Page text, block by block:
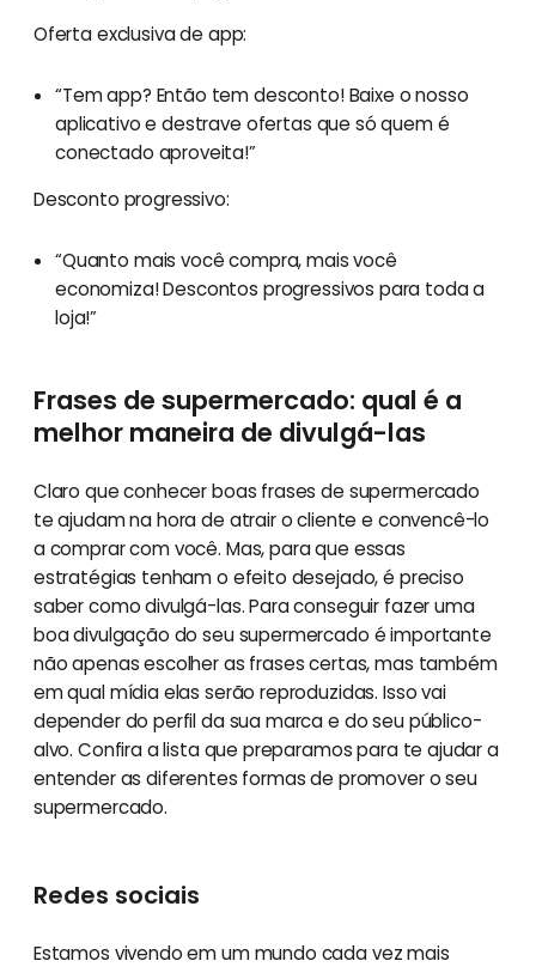
Oferta exclusiva de app:
“Tem app? Então tem desconto! Baixe o nosso
aplicativo e destrave ofertas que só quem é
conectado aproveita!”
Desconto progressivo:
“Quanto mais você compra, mais você
economiza! Descontos progressivos para toda a
loja!”
Frases de supermercado: qual é a
melhor maneira de divulgá-las
Claro que conhecer boas frases de supermercado
te ajudam na hora de atrair o cliente e convencê-lo
a comprar com você. Mas, para que essas
estratégias tenham o efeito desejado, é preciso
saber como divulgá-las. Para conseguir fazer uma
boa divulgação do seu supermercado é importante
não apenas escolher as frases certas, mas também
em qual mídia elas serão reproduzidas. Isso vai
depender do perfil da sua marca e do seu público-
alvo. Confira a lista que preparamos para te ajudar a
entender as diferentes formas de promover o seu
supermercado.
Redes sociais
Estamos vivendo em um mundo cada vez mais